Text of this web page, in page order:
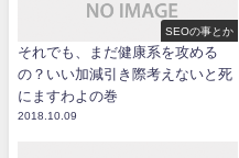
SEOの事とか
それでも、まだ健康系を攻める
の？いい加減引き際考えないと死
にますわよの巻
2018.10.09